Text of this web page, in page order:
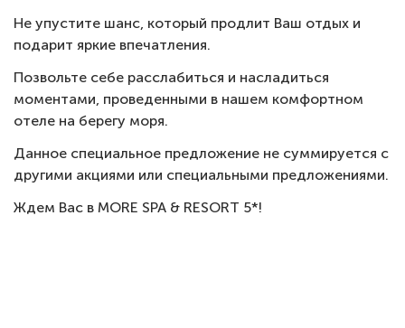
Не упустите шанс, который продлит Ваш отдых и
подарит яркие впечатления.
Позвольте себе расслабиться и насладиться
моментами, проведенными в нашем комфортном
отеле на берегу моря.
Данное специальное предложение не суммируется с
другими акциями или специальными предложениями.
Ждем Вас в MORE SPA & RESORT 5*!